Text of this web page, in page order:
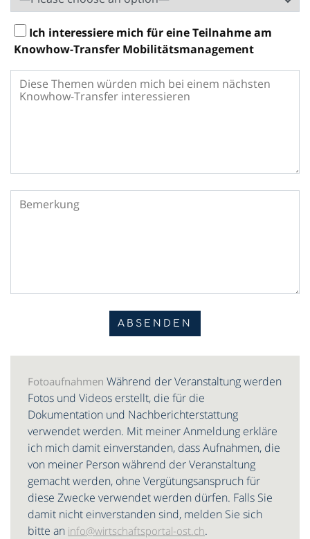
Ich interessiere mich für eine Teilnahme am
Knowhow-Transfer Mobilitätsmanagement
Fotoaufnahmen Während der Veranstaltung werden
Fotos und Videos erstellt, die für die
Dokumentation und Nachberichterstattung
verwendet werden. Mit meiner Anmeldung erkläre
ich mich damit einverstanden, dass Aufnahmen, die
von meiner Person während der Veranstaltung
gemacht werden, ohne Vergütungsanspruch für
diese Zwecke verwendet werden dürfen. Falls Sie
damit nicht einverstanden sind, melden Sie sich
bitte an info@wirtschaftsportal-ost.ch.